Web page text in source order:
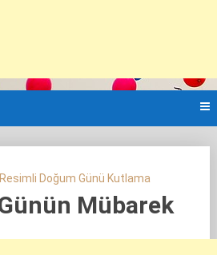
Doğum Günü Kutlama
Mübarek